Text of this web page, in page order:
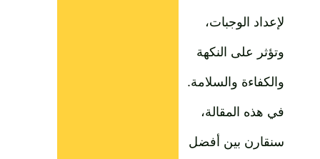
لإعداد الوجبات،
وتؤثر على النكهة
والكفاءة والسلامة.
في هذه المقالة،
سنقارن بين أفضل